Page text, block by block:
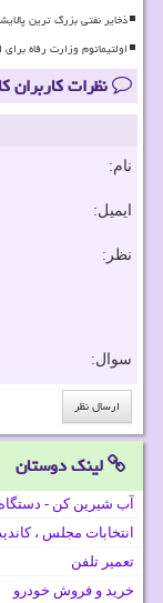
ذخایر نفتی بزرگ ترین
اولتیماتوم وزارت رفاه
نظرات کاربران
نام:
ایمیل:
نظر:
سوال:
لینک دوستان
آب شیرین کن -
انتخابات مجلس ،
تعمیر تلفن
خرید و فروش خودرو